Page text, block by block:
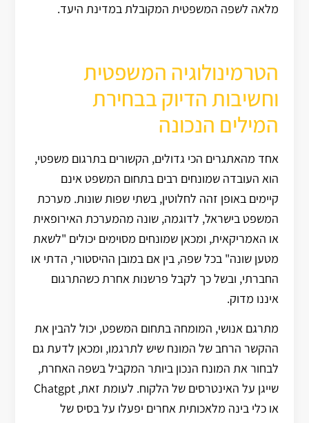
מלאה לשפה המשפטית המקובלת במדינת היעד.
הטרמינולוגיה המשפטית
וחשיבות הדיוק בבחירת
המילים הנכונה
אחד מהאתגרים הכי גדולים, הקשורים בתרגום משפטי,
הוא העובדה שמונחים רבים בתחום המשפט אינם
קיימים באופן זהה לחלוטין, בשתי שפות שונות. מערכת
המשפט בישראל, לדוגמה, שונה מהמערכת האירופאית
או האמריקאית, ומכאן שמונחים מסוימים יכולים "לשאת
מטען שונה" בכל שפה, בין אם במובן ההיסטורי, הדתי או
החברתי, ובשל כך לקבל פרשנות אחרת כשהתרגום
איננו מדוק.
מתרגם אנושי, המומחה בתחום המשפט, יכול להבין את
ההקשר הרחב של המונח שיש לתרגמו, ומכאן לדעת גם
לבחור את המונח הנכון ביותר המקביל בשפה האחרת,
שייגן על האינטרסים של הלקוח. לעומת זאת, Chatgpt
או כלי בינה מלאכותית אחרים יפעלו על בסיס של